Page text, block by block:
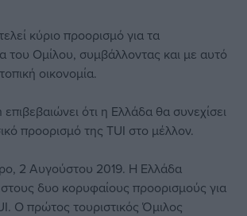
κύριο προορισμό για τα
του Ομίλου, συμβάλλοντας και με αυτό
οικονομία.
ότι η Ελλάδα θα συνεχίσει
προορισμό της TUI στο μέλλον.
2 Αυγούστου 2019. Η Ελλάδα
δυο κορυφαίους προορισμούς για
Ο πρώτος τουριστικός Όμιλος